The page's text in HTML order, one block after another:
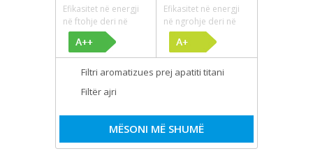
Efikasitet në energji
në ftohje deri në
Efikasitet në energji
në ngrohje deri në
Filtri aromatizues prej apatiti titani
Filtër ajri
MËSONI MË SHUMË